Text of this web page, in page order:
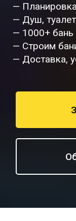
—
— Душ,
— 1000+
— Строим
— Доставка,